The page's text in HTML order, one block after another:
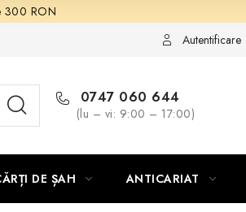
300 RON
Autentificare
0747 060 644
(lu – vi: 9:00 – 17:00)
DE ȘAH ANTICARIAT